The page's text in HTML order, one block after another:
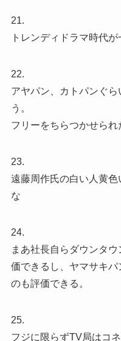
21.
トレンディドラマ時代が
22.
アヤパン、カトパンぐ
う。
フリーをちらつかせられ
23.
遠藤周作氏の白い人黄
な
24.
まあ社長自らダウンタ
価できるし、ヤマサキパ
のも評価できる。
25.
フジに限らずTV局はコ